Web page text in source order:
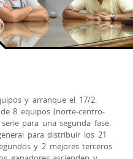
y arranque el 17/2.
8 equipos (norte-centro-
para una segunda fase.
para distribuir los 21
y 2 mejores terceros